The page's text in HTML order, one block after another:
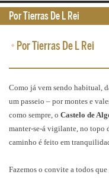
• Por Tierras De L Rei
Como já vem sendo habitual,
um passeio – por montes e
como sempre, o Castelo de
manter-se-á vigilante, no topo
caminho é feito em
Fazemos o convite a todos
Por Tierras De L Rei